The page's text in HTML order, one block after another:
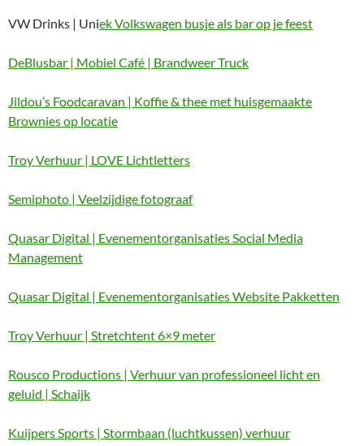
VW Drinks | Uniek Volkswagen busje als bar op je feest
DeBlusbar | Mobiel Café | Brandweer Truck
Jildou’s Foodcaravan | Koffie & thee met huisgemaakte
Brownies op locatie
Troy Verhuur | LOVE Lichtletters
Semiphoto | Veelzijdige fotograaf
Quasar Digital | Evenementorganisaties Social Media
Management
Quasar Digital | Evenementorganisaties Website Pakketten
Troy Verhuur | Stretchtent 6×9 meter
Rousco Productions | Verhuur van professioneel licht en
geluid | Schaijk
Kuijpers Sports | Stormbaan (luchtkussen) verhuur